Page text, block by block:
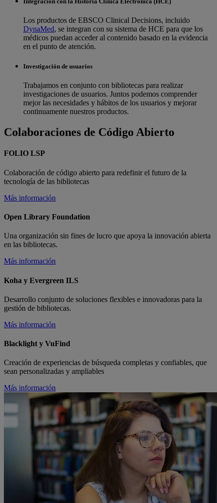
Los productos de EBSCO Clinical Decisions, incluido
DynaMed, se integran con su sistema de HCE para que los
médicos puedan acceder al contenido basado en la evidencia
en el punto de atención.
Investigación de usuarios
Trabajamos en conjunto con bibliotecas para realizar
investigaciones de usuarios. Juntos podemos comprender
mejor las necesidades y hábitos de los usuarios y mejorar
continuamente nuestros productos.
Colaboraciones de Código Abierto
FOLIO LSP
Colaboración de código abierto para redefinir el futuro de la
tecnología de las bibliotecas
Más información
Open Library Foundation
Una organización sin fines de lucro que apoya la innovación abierta
en las bibliotecas.
Más información
Koha y Evergreen ILS
Desarrollo conjunto de soluciones flexibles e innovadoras para la
gestión de bibliotecas.
Más información
Blacklight y VuFind
Creación de experiencias de búsqueda completas y confiables, que
sean personalizadas y ampliables
Más información